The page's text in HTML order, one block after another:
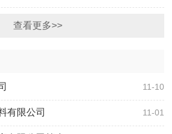
查看更多>>
11-10
11-01
有限公司